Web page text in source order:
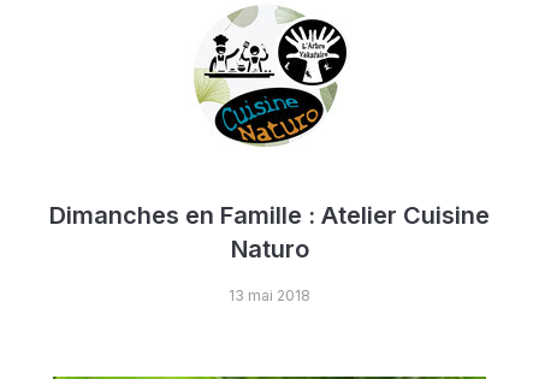
Dimanches en Famille : Atelier Cuisine
Naturo
13 mai 2018